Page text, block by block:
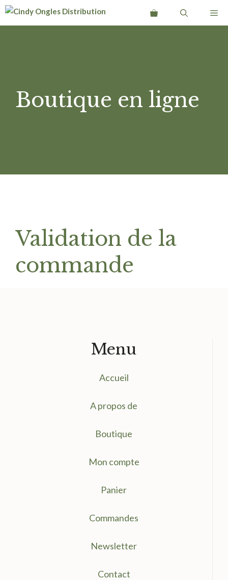
Aller
Boutique en ligne
Validation de la
commande
Menu
Accueil
A propos de
Boutique
Mon compte
Panier
Commandes
Newsletter
Contact